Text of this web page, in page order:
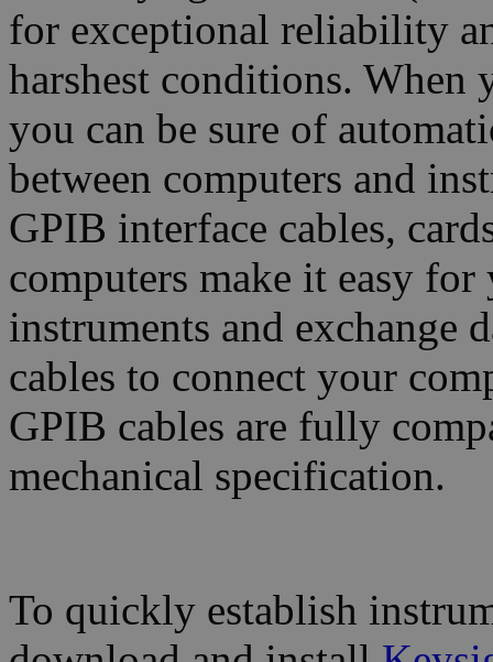
for exceptional reliability
harshest conditions.
you can be sure of
between computers and
GPIB interface cables,
computers make it easy
instruments and exchange
cables to connect your
GPIB cables are fully
mechanical specification.
To quickly establish